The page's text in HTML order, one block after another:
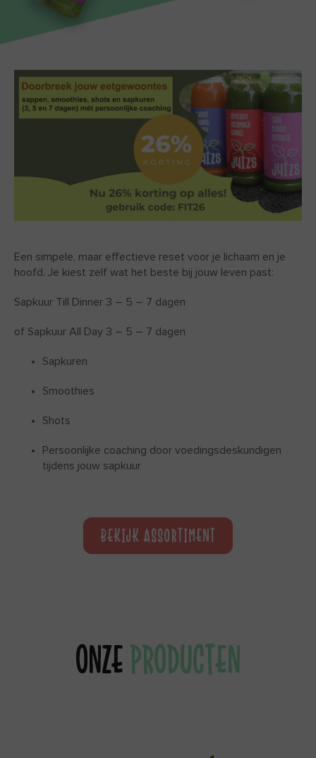
Een simpele, maar effectieve reset voor je lichaam en je
hoofd. Je kiest zelf wat het beste bij jouw leven past:
Sapkuur Till Dinner 3 – 5 – 7 dagen
of Sapkuur All Day 3 – 5 – 7 dagen
Sapkuren
Smoothies
Shots
Persoonlijke coaching door voedingsdeskundigen
tijdens jouw sapkuur
BEKIJK ASSORTIMENT
ONZEPRODUCTEN